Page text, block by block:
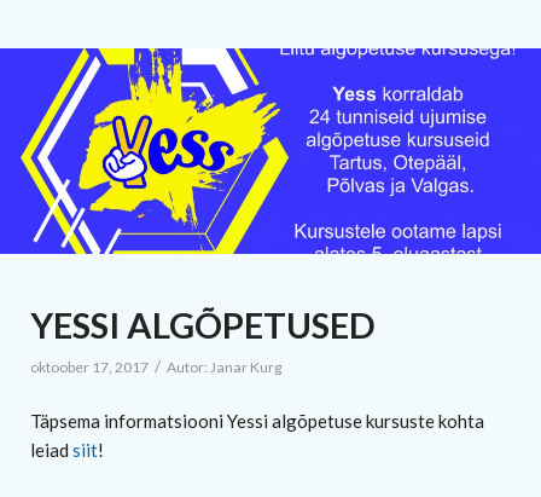
YESSI ALGÕPETUSED
oktoober 17, 2017 / Autor: Janar Kurg
Täpsema informatsiooni Yessi algõpetuse kursuste kohta
leiad siit!